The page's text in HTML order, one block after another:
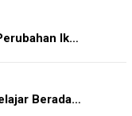
Ik…
Berada…